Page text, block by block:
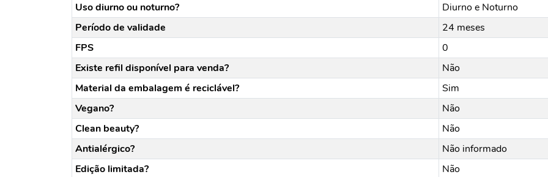
Uso diurno ou noturno?
Diurno e Noturno
Período de validade
24 meses
FPS
0
Existe refil disponível para venda?
Não
Material da embalagem é reciclável?
Sim
Vegano?
Não
Clean beauty?
Não
Antialérgico?
Não informado
Edição limitada?
Não